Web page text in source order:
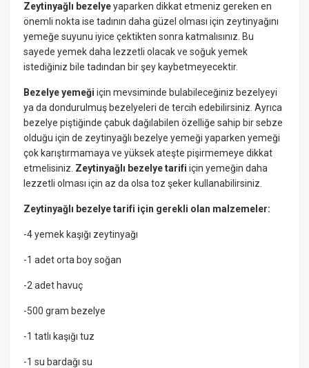
Zeytinyağlı bezelyeyaparken dikkat etmeniz gereken en
önemli nokta ise tadının daha güzel olması için zeytinyağını
yemeğe suyunu iyice çektikten sonra katmalısınız. Bu
sayede yemek daha lezzetli olacak ve soğuk yemek
istediğiniz bile tadından bir şey kaybetmeyecektir.
Bezelye yemeği için mevsiminde bulabileceğiniz bezelyeyi
ya da dondurulmuş bezelyeleri de tercih edebilirsiniz. Ayrıca
bezelye piştiğinde çabuk dağılabilen özelliğe sahip bir sebze
olduğu için de zeytinyağlı bezelye yemeği yaparken yemeği
çok karıştırmamaya ve yüksek ateşte pişirmemeye dikkat
etmelisiniz. Zeytinyağlı bezelye tarifi için yemeğin daha
lezzetli olması için az da olsa toz şeker kullanabilirsiniz.
Zeytinyağlı bezelye tarifi için gerekli olan malzemeler:
-4 yemek kaşığı zeytinyağı
-1 adet orta boy soğan
-2 adet havuç
-500 gram bezelye
-1 tatlı kaşığı tuz
-1 su bardağı su